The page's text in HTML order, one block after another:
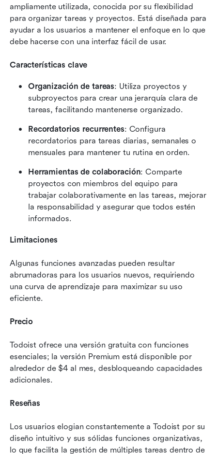
ampliamente utilizada, conocida por su flexibilidad
para organizar tareas y proyectos. Está diseñada para
ayudar a los usuarios a mantener el enfoque en lo que
debe hacerse con una interfaz fácil de usar.
Características clave
Organización de tareas: Utiliza proyectos y
subproyectos para crear una jerarquía clara de
tareas, facilitando mantenerse organizado.
Recordatorios recurrentes: Configura
recordatorios para tareas diarias, semanales o
mensuales para mantener tu rutina en orden.
Herramientas de colaboración: Comparte
proyectos con miembros del equipo para
trabajar colaborativamente en las tareas, mejorar
la responsabilidad y asegurar que todos estén
informados.
Limitaciones
Algunas funciones avanzadas pueden resultar
abrumadoras para los usuarios nuevos, requiriendo
una curva de aprendizaje para maximizar su uso
eficiente.
Precio
Todoist ofrece una versión gratuita con funciones
esenciales; la versión Premium está disponible por
alrededor de $4 al mes, desbloqueando capacidades
adicionales.
Reseñas
Los usuarios elogian constantemente a Todoist por su
diseño intuitivo y sus sólidas funciones organizativas,
lo que facilita la gestión de múltiples tareas dentro de